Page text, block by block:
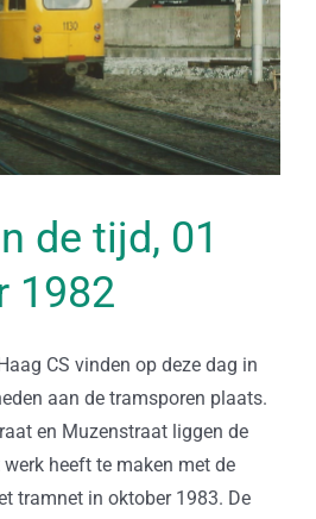
de tijd, 01
1982
CS vinden op deze dag in
aan de tramsporen plaats.
en Muzenstraat liggen de
heeft te maken met de
tramnet in oktober 1983. De